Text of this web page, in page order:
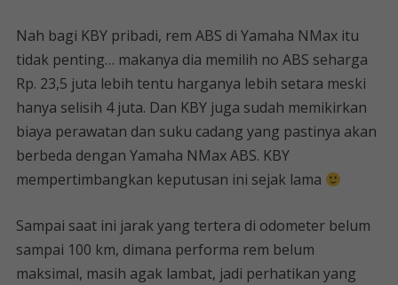
Nah bagi KBY pribadi, rem ABS di Yamaha NMax itu
tidak penting… makanya dia memilih no ABS seharga
Rp. 23,5 juta lebih tentu harganya lebih setara meski
hanya selisih 4 juta. Dan KBY juga sudah memikirkan
biaya perawatan dan suku cadang yang pastinya akan
berbeda dengan Yamaha NMax ABS. KBY
mempertimbangkan keputusan ini sejak lama
Sampai saat ini jarak yang tertera di odometer belum
sampai 100 km, dimana performa rem belum
maksimal, masih agak lambat, jadi perhatikan yang